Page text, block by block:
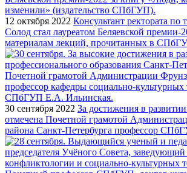
12 октября 2022 Консультант ректората по
Солод стал лауреатом Беляевской премии-
материалам лекций, прочитанных в
30 сентября 2022 За достижения в
отмечена Почетной грамотой
района Санкт-Петербурга профессор